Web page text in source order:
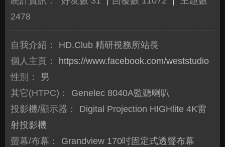
2478
自我介紹：
HD.Club 精研視務所站長
個人主頁：
https://www.facebook.com/weststudio
性別：
男
其它(HTPC)：
Genelec 8040A監聽喇叭
投影機/顯示器：
Digital Projection HIGHlite 4K雷
射投影機
螢幕/布幕：
Grandview 170吋固定式透聲布幕